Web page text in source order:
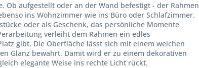
Ob aufgestellt oder an der Wand befestigt - der Rahmen
ins Wohnzimmer wie ins Büro oder Schlafzimmer.
oder als Geschenk, das persönliche Momente
verleiht dem Rahmen ein edles
gibt. Die Oberfläche lässt sich mit einem weichen
Glanz bewahrt. Damit wird er zu einem dekorativen
elegante Weise ins rechte Licht rückt.